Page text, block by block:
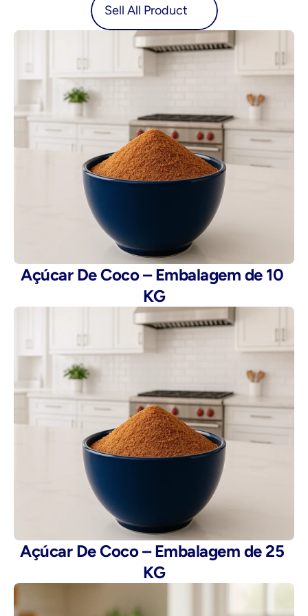
Sell All Product
Açúcar De Coco – Embalagem de 10
KG
Açúcar De Coco – Embalagem de 25
KG